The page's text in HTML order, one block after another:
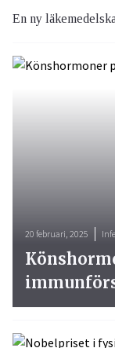
En ny
20 februari, 2025